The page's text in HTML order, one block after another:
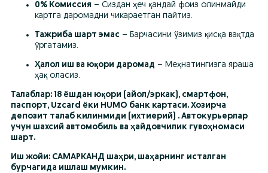
0% Комиссия – Сиздан ҳеч қандай фоиз олинмайди
картга даромадни чикараетган пайтиз.
Тажриба шарт эмас – Барчасини ўзимиз қисқа вақтда
ўргатамиз.
Ҳалол иш ва юқори даромад – Меҳнатингизга яраша
ҳақ оласиз.
Талаблар: 18 ёшдан юқори (айол/эркак), смартфон,
паспорт, Uzcard ёки HUMO банк картаси. Хозирча
депозит талаб килинмиди (ихтиерий) . Автокурьерлар
учун шахсий автомобиль ва ҳайдовчилик гувоҳномаси
шарт.
Иш жойи: САМАРКАНД шаҳри, шаҳарнинг исталган
бурчагида ишлаш мумкин.